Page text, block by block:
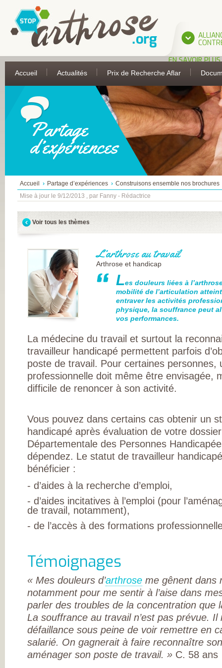
EN SAVOIR PLUS
L’ALLIANCE
UNE INITIATIVE
LES PARTIES
PRENANTES DE
L’ALLIANCE
ASSOCIATION
FRANÇAISE DE
ANTI-
ASSOCIATION
FRANÇAISE
RECHERCHE
THERMALE
COLLÈGE
DES MÉDECINS
RHUMATOLOGUE
COMITÉ
SANITAIRE ET
SOCIALE DE LA
PHARMACIE
FRANÇAISE
(CESPHARM)
MÉDECINE
DES
THERMAUX
FRANCE
RHUMATISMES
CONSEIL
DE L’ORDRE DES
INSTITUT UPSA
LA DOULEUR
ORDRE
DES PÉDICURES-
PODOLOGUES
SOCIÉTÉ
DE MÉDECINE
DE CHIRURGIE
SOCIÉTÉ
DE
SYNDICAT
DES MÉDECINS
PIERRE FABRE
CHAINE
DU SOLEIL
LABORATOIRES
LABORATOIRES
GENEVRIER
L’ARTHROSE
NOS ACTIONS EN
2012 ET 2013
LES ETATS
GÉNÉRAUX EN
PRATIQUE !
9 CHAMPS
PRIORITAIRES
EVALUER LES 80
PROPOSITIONS
ÉMISES
Accueil Actualités Prix de Recherche Aflar
Partage
d’expériences
Accueil Partage d’expériences
Construisons ensemble nos brochures
Mise à jour le 9/12/2013 , par Fanny - Rédactrice
Voir tous les thèmes
L’arthrose au travail
Arthrose et handicap
Les douleurs liées à
mobilité de l’articulation
entraver les activités
physique, la souffrance peut
vos performances.
La médecine du travail et surtout la
travailleur handicapé permettent parfois
poste de travail. Pour certaines personnes,
professionnelle doit même être envisagée,
difficile de renoncer à son activité.
Vous pouvez dans certains cas obtenir un
handicapé après évaluation de votre
Départementale des Personnes
dépendez. Le statut de travailleur
bénéficier :
- d’aides à la recherche d’emploi,
- d’aides incitatives à l’emploi (pour
de travail, notamment),
- de l’accès à des formations
Témoignages
« Mes douleurs d’arthrose me gênent dans
notamment pour me sentir à l’aise dans
parler des troubles de la concentration que
La souffrance au travail n’est pas prévue.
défaillance sous peine de voir remettre en
salarié. On gagnerait à faire reconnaître
aménager son poste de travail. » C. 58 ans